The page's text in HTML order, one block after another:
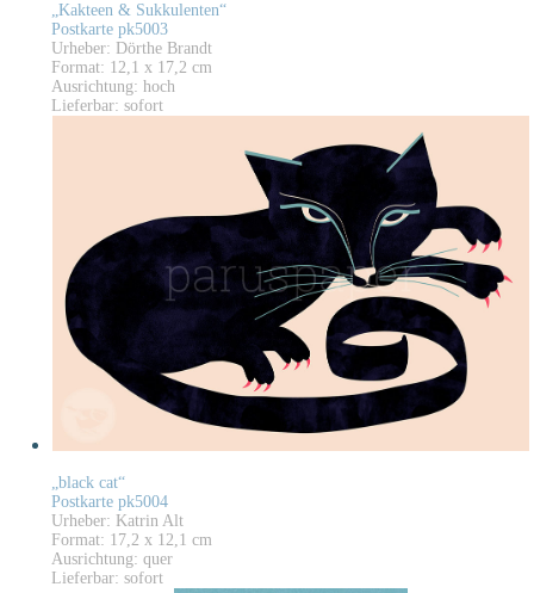
„Kakteen & Sukkulenten“
Postkarte pk5003
Urheber: Dörthe Brandt
Format: 12,1 x 17,2 cm
Ausrichtung: hoch
Lieferbar: sofort
„black cat“
Postkarte pk5004
Urheber: Katrin Alt
Format: 17,2 x 12,1 cm
Ausrichtung: quer
Lieferbar: sofort